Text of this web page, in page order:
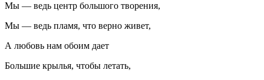
Мы — ведь центр большого творения,
Мы — ведь пламя, что верно живет,
А любовь нам обоим дает
Большие крылья, чтобы летать,